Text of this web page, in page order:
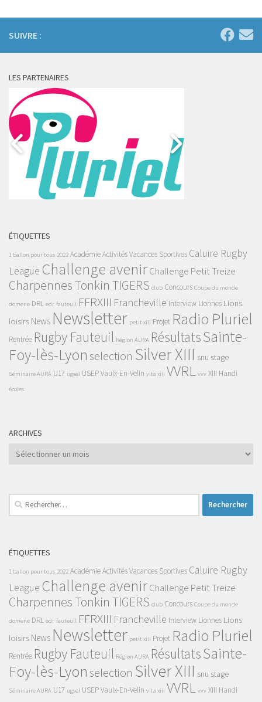
SUIVRE :
LES PARTENAIRES
ÉTIQUETTES
1 ballon pour tous 2022 AcadémieActivités Vacances Sportives Caluire Rugby
League Challenge avenirChallenge Petit Treize
Charpennes Tonkin TIGERS club Concours Coupe du monde
domene DRL edr fauteuil FFRXIII Francheville Interview Lionnes Lions
loisirs News Newsletter petit xiii Projet Radio Pluriel
Rentrée Rugby Fauteuil Région AURA RésultatsSainte-
Foy-lès-Lyon selection Silver XIII snu stage
Séminaire AURA U17 ugsel USEPVaulx-En-Velin vita xiii VVRL vvv XIII Handi
écoles
ARCHIVES
Archives
Rechercher :
ÉTIQUETTES
1 ballon pour tous 2022 AcadémieActivités Vacances Sportives Caluire Rugby
League Challenge avenirChallenge Petit Treize
Charpennes Tonkin TIGERS club Concours Coupe du monde
domene DRL edr fauteuil FFRXIII Francheville Interview Lionnes Lions
loisirs News Newsletter petit xiii Projet Radio Pluriel
Rentrée Rugby Fauteuil Région AURA RésultatsSainte-
Foy-lès-Lyon selection Silver XIII snu stage
Séminaire AURA U17 ugsel USEPVaulx-En-Velin vita xiii VVRL vvv XIII Handi